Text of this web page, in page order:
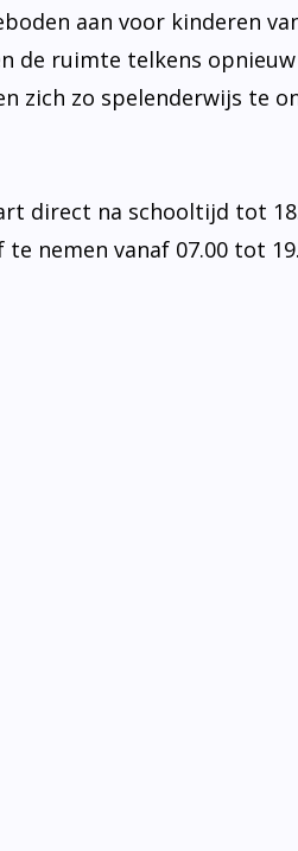
aan voor kinderen
de ruimte telkens
zich zo spelenderwijs te
direct na schooltijd tot
nemen vanaf 07.00 tot